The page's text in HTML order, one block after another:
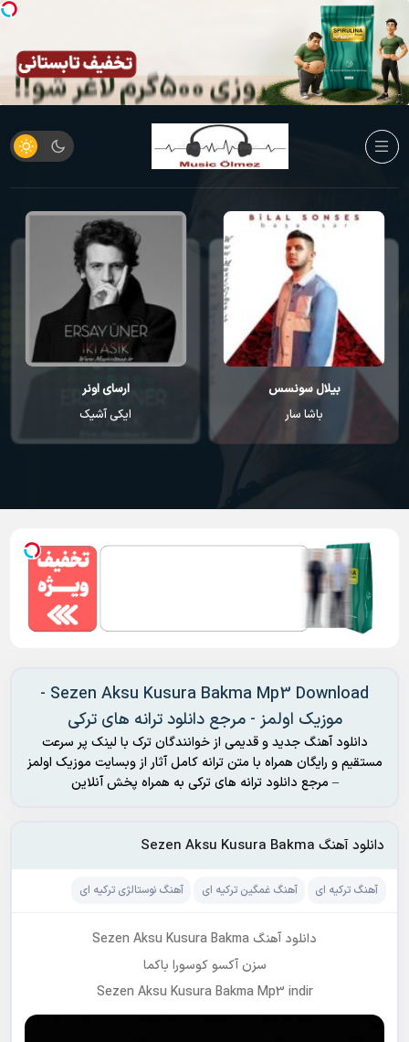
ارسای اونر
ایکی آشیک
کورای آوجی
سودا
Sezen Aksu Kusura Bakma Mp3 Download -
موزیک اولمز - مرجع دانلود ترانه های ترکی
دانلود آهنگ جدید و قدیمی از خوانندگان ترک با لینک پر سرعت
مستقیم و رایگان همراه با متن ترانه کامل آثار از وبسایت موزیک اولمز
– مرجع دانلود ترانه های ترکی به همراه پخش آنلاین
دانلود آهنگ Sezen Aksu Kusura Bakma
آهنگ ترکیه ای آهنگ غمگین ترکیه ای آهنگ نوستالژی ترکیه ای
دانلود آهنگ Sezen Aksu Kusura Bakma
سزن آکسو کوسورا باکما
Sezen Aksu Kusura Bakma Mp3 indir